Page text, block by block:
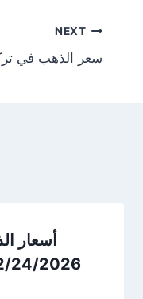
NEXT
سعر الذهب في تركيا اليوم
أسعار